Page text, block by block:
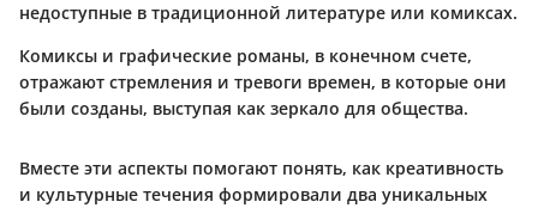
недоступные в традиционной литературе или комиксах.
Комиксы и графические романы, в конечном счете,
отражают стремления и тревоги времен, в которые они
были созданы, выступая как зеркало для общества.
Вместе эти аспекты помогают понять, как креативность
и культурные течения формировали два уникальных